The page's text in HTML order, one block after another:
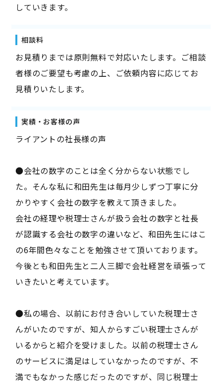
していきます。
相談料
お見積りまでは原則無料で対応いたします。ご相談
者様のご要望も考慮の上、ご依頼内容に応じてお
見積りいたします。
実績・お客様の声
ライアントの社長様の声
●会社の数字のことは全く分からない状態でし
た。そんな私に和田先生は毎月少しずつ丁寧に分
かりやすく会社の数字を教えて頂きました。
会社の経理や税理士さんが扱う会社の数字と社長
が認識する会社の数字の違いなど、和田先生にはこ
の6年間色々なことを勉強させて頂いております。
今後とも和田先生と二人三脚で会社経営を頑張って
いきたいと考えています。
●私の場合、以前にお付き合いしていた税理士さ
んがいたのですが、知人からすごい税理士さんが
いるからと紹介を受けました。以前の税理士さん
のサービスに満足はしていなかったのですが、不
満でもなかった感じだったのですが、同じ税理士